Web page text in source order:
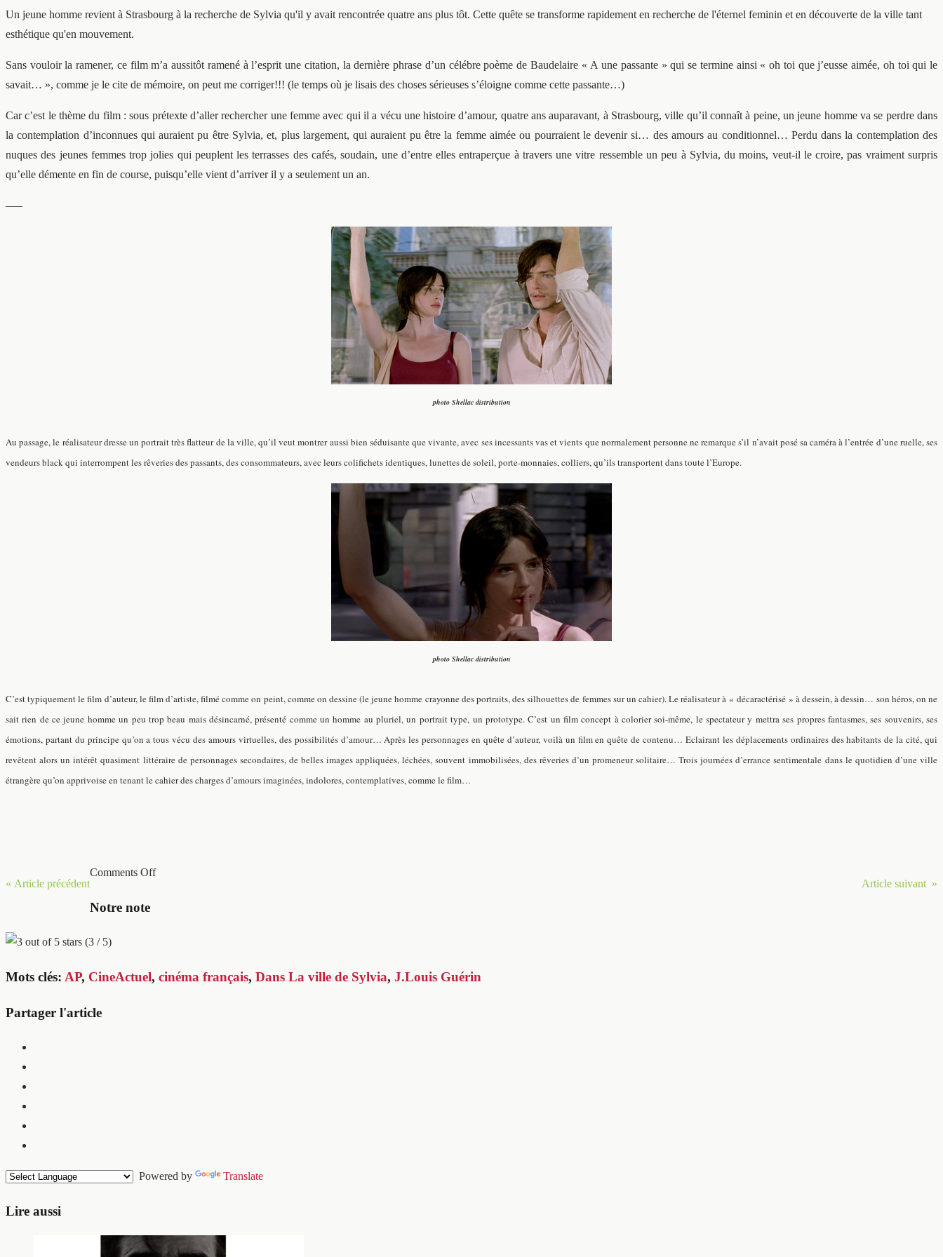
Un jeune homme revient à Strasbourg à la recherche de Sylvia qu'il y avait rencontrée quatre ans plus tôt. Cette quête se transforme rapidement en recherche de l'éternel feminin et en découverte de la ville tant
esthétique qu'en mouvement.
Sans vouloir la ramener, ce film m’a aussitôt ramené à l’esprit une citation, la dernière phrase d’un célébre poème de Baudelaire « A une passante » qui se termine ainsi « oh toi que j’eusse aimée, oh toi qui le
savait… », comme je le cite de mémoire, on peut me corriger!!! (le temps où je lisais des choses sérieuses s’éloigne comme cette passante…)
Car c’est le thème du film : sous prétexte d’aller rechercher une femme avec qui il a vécu une histoire d’amour, quatre ans auparavant, à Strasbourg, ville qu’il connaît à peine, un jeune homme va se perdre dans
la contemplation d’inconnues qui auraient pu être Sylvia, et, plus largement, qui auraient pu être la femme aimée ou pourraient le devenir si… des amours au conditionnel… Perdu dans la contemplation des
nuques des jeunes femmes trop jolies qui peuplent les terrasses des cafés, soudain, une d’entre elles entraperçue à travers une vitre ressemble un peu à Sylvia, du moins, veut-il le croire, pas vraiment surpris
qu’elle démente en fin de course, puisqu’elle vient d’arriver il y a seulement un an.
—–
photo Shellac distribution
Au passage, le réalisateur dresse un portrait très flatteur de la ville, qu’il veut montrer aussi bien séduisante que vivante, avec ses incessants vas et vients que normalement personne ne remarque s’il n’avait posé sa caméra à l’entrée d’une ruelle, ses
vendeurs black qui interrompent les rêveries des passants, des consommateurs, avec leurs colifichets identiques, lunettes de soleil, porte-monnaies, colliers, qu’ils transportent dans toute l’Europe.
photo Shellac distribution
C’est typiquement le film d’auteur, le film d’artiste, filmé comme on peint, comme on dessine (le jeune homme crayonne des portraits, des silhouettes de femmes sur un cahier). Le réalisateur à « décaractérisé » à dessein, à dessin… son héros, on ne
sait rien de ce jeune homme un peu trop beau mais désincarné, présenté comme un homme au pluriel, un portrait type, un prototype. C’est un film concept à colorier soi-même, le spectateur y mettra ses propres fantasmes, ses souvenirs, ses
émotions, partant du principe qu’on a tous vécu des amours virtuelles, des possibilités d’amour… Après les personnages en quête d’auteur, voilà un film en quête de contenu… Eclairant les déplacements ordinaires des habitants de la cité, qui
revêtent alors un intérêt quasiment littéraire de personnages secondaires, de belles images appliquées, léchées, souvent immobilisées, des rêveries d’un promeneur solitaire… Trois journées d’errance sentimentale dans le quotidien d’une ville
étrangère qu’on apprivoise en tenant le cahier des charges d’amours imaginées, indolores, contemplatives, comme le film…
« Article précédent Article suivant »
Comments Off
Notre note
(3 / 5)
Mots clés: AP, CineActuel, cinéma français, Dans La ville de Sylvia, J.Louis Guérin
Partager l'article
Powered by Translate
Lire aussi